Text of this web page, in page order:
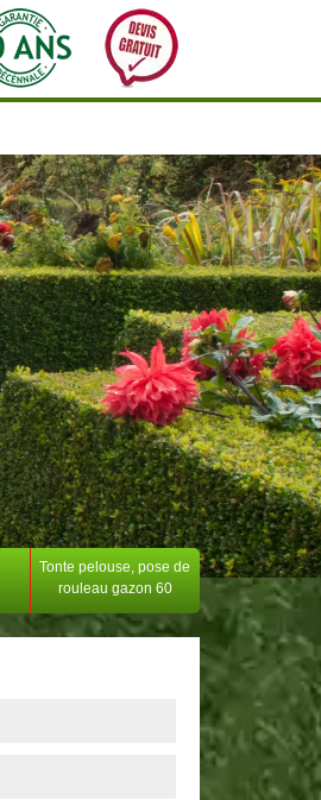
Tonte pelouse, pose de
rouleau gazon 60